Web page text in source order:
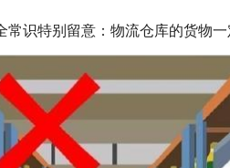
常识特别留意：物流仓库的货物